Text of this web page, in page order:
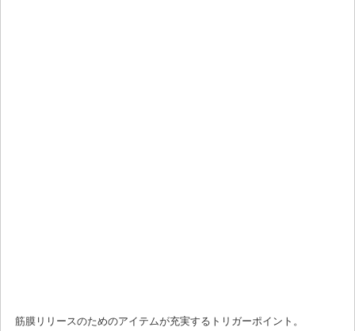
筋膜リリースのためのアイテムが充実するトリガーポイント。